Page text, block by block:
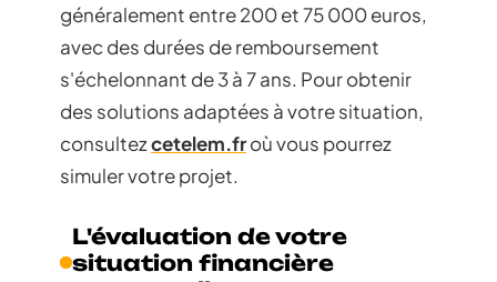
généralement entre 200 et 75 000 euros,
avec des durées de remboursement
s'échelonnant de 3 à 7 ans. Pour obtenir
des solutions adaptées à votre situation,
consultezcetelem.froù vous pourrez
simuler votre projet.
L'évaluation de votre
situation financière